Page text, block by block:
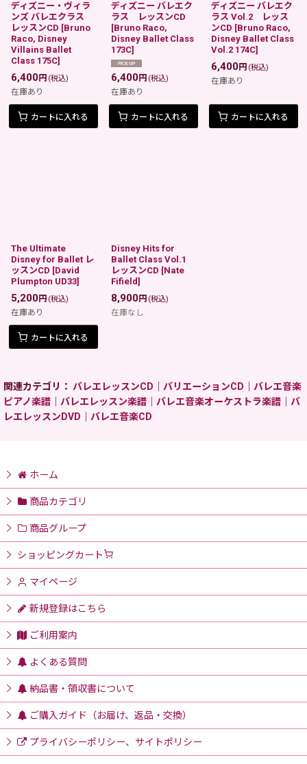
絞り込む
ディズニー・ヴィラ
ンズ バレエクラス
レッスンCD [Bruno
Raco, Disney
Villains Ballet
Class 175C]
6,400円 (税込)
在庫あり
カートに入れる
ディズニー バレエク
ラス レッスンCD
[Bruno Raco,
Disney Ballet Class
173C]
6,400円 (税込)
在庫あり
カートに入れる
ディズニー バレエク
ラス Vol.2 レッス
ンCD [Bruno Raco,
Disney Ballet Class
Vol.2 174C]
6,400円 (税込)
在庫あり
カートに入れる
The Ultimate
Disney for Ballet レ
ッスンCD [David
Plumpton UD33]
5,200円 (税込)
在庫あり
カートに入れる
Disney Hits for
Ballet Class Vol.1
レッスンCD [Nate
Fifield]
8,900円 (税込)
在庫なし
関連カテゴリ： バレエレッスンCD バリエーションCD
バレエ音楽
ピアノ楽譜
バレエレッスン楽譜 バレエ音楽オーケストラ楽譜
バ
レエレッスンDVD
バレエ音楽CD
ホーム
商品カテゴリ
商品グループ
ショッピングカート
マイページ
新規登録はこちら
ご利用案内
よくある質問
納品書・領収書について
ご購入ガイド（お届け、返品・交換）
プライバシーポリシー、サイトポリシー